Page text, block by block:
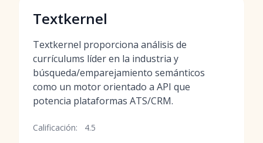
Textkernel
Textkernel proporciona análisis de
currículums líder en la industria y
búsqueda/emparejamiento semánticos
como un motor orientado a API que
potencia plataformas ATS/CRM.
Calificación: 4.5